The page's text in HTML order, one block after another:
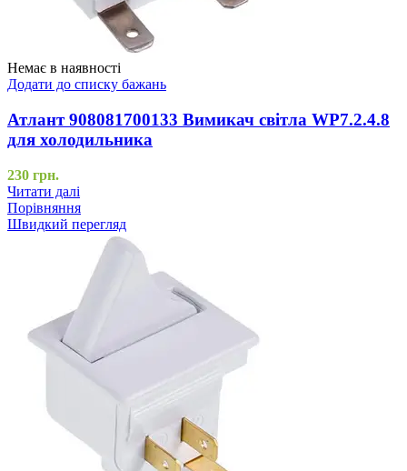
Немає в наявності
Додати до списку бажань
Атлант 908081700133 Вимикач світла WP7.2.4.8
для холодильника
230 грн.
Читати далі
Порівняння
Швидкий перегляд